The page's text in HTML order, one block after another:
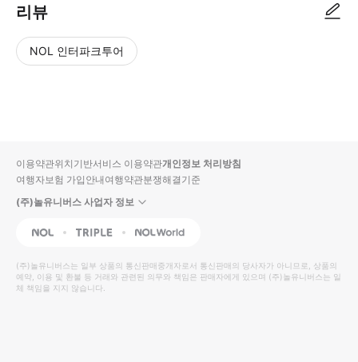
리뷰
NOL 인터파크투어
입니
다.
높
은
순
동
영
상
순
상
이용약관위치기반서비스 이용약관개인정보 처리방침
여행자보험 가입안내여행약관분쟁해결기준
(주)놀유니버스 사업자 정보
NOL Triple Interpark Global
(주)놀유니버스는 일부 상품의 통신판매중개자로서 통신판매의 당사자가 아니므로, 상품의
예약, 이용 및 환불 등 거래와 관련된 의무와 책임은 판매자에게 있으며 (주)놀유니버스는 일
체 책임을 지지 않습니다.